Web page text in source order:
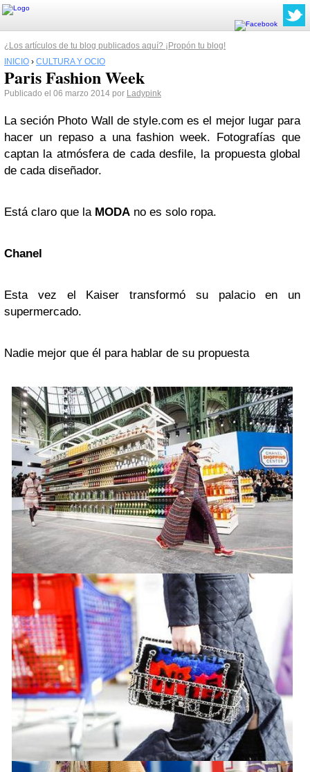
¿Los artículos de tu blog publicados aquí? ¡Propón tu blog!
INICIO › CULTURA Y OCIO
Paris Fashion Week
Publicado el 06 marzo 2014 por Ladypink
La seción Photo Wall de style.com es el mejor lugar para
hacer un repaso a una fashion week. Fotografías que
captan la atmósfera de cada desfile, la propuesta global
de cada diseñador.
Está claro que la MODA no es solo ropa.
Chanel
Esta vez el Kaiser transformó su palacio en un
supermercado.
Nadie mejor que él para hablar de su propuesta